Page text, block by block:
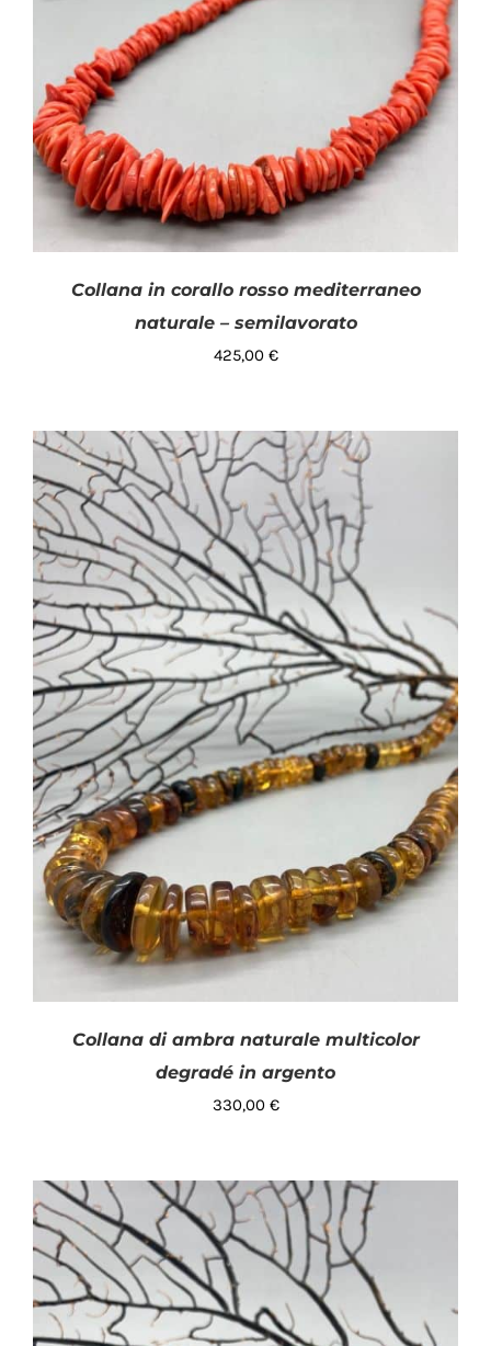
AGGIUNGI AL CARRELLO / DETTAGLI
Collana in corallo rosso mediterraneo
naturale – semilavorato
425,00 €
AGGIUNGI AL CARRELLO DETTAGLI
Collana di ambra naturale multicolor
degradé in argento
330,00 €